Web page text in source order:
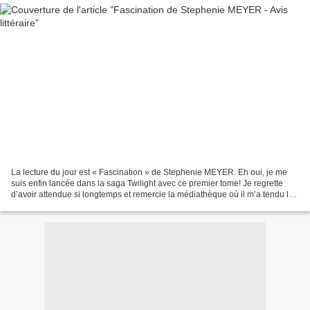
La lecture du jour est « Fascination » de Stephenie MEYER. Eh oui, je me
suis enfin lancée dans la saga Twilight avec ce premier tome! Je regrette
d’avoir attendue si longtemps et remercie la médiathèque où il m’a tendu les